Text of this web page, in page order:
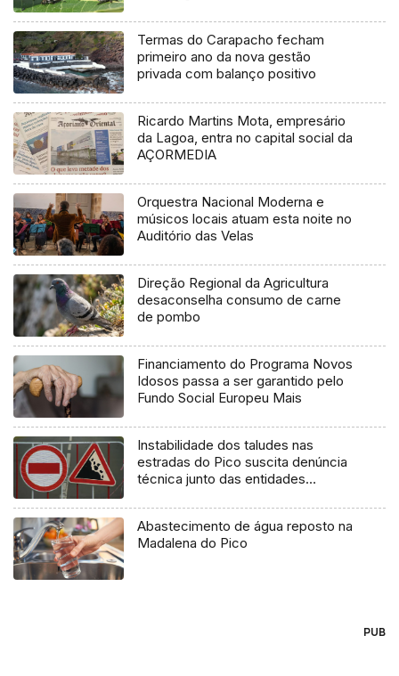
Termas do Carapacho fecham
primeiro ano da nova gestão
privada com balanço positivo
Ricardo Martins Mota, empresário
da Lagoa, entra no capital social da
AÇORMEDIA
Orquestra Nacional Moderna e
músicos locais atuam esta noite no
Auditório das Velas
Direção Regional da Agricultura
desaconselha consumo de carne
de pombo
Financiamento do Programa Novos
Idosos passa a ser garantido pelo
Fundo Social Europeu Mais
Instabilidade dos taludes nas
estradas do Pico suscita denúncia
técnica junto das entidades
Abastecimento de água reposto na
Madalena do Pico
PUB